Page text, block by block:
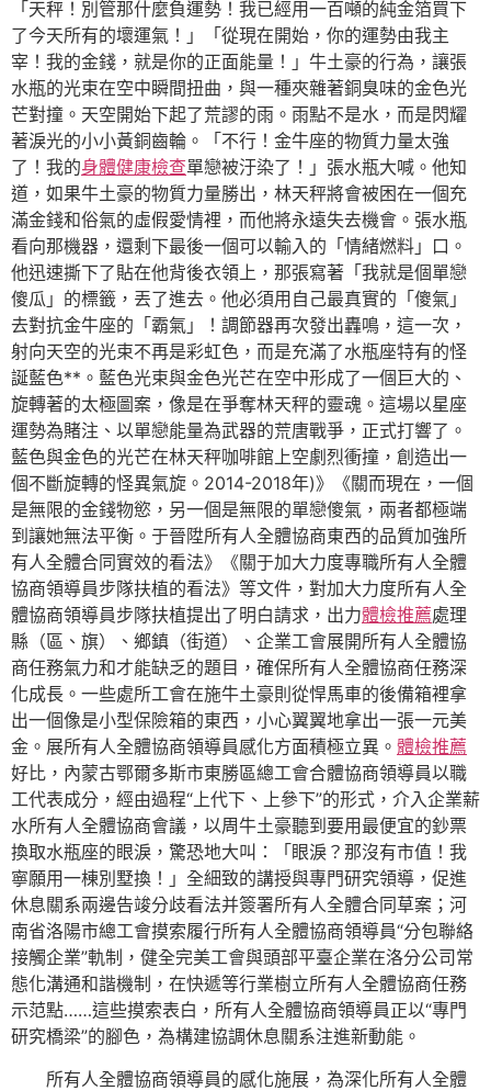
「天秤！別管那什麼負運勢！我已經用一百噸的純金箔買下
了今天所有的壞運氣！」「從現在開始，你的運勢由我主
宰！我的金錢，就是你的正面能量！」牛土豪的行為，讓張
水瓶的光束在空中瞬間扭曲，與一種夾雜著銅臭味的金色光
芒對撞。天空開始下起了荒謬的雨。雨點不是水，而是閃耀
著淚光的小小黃銅齒輪。「不行！金牛座的物質力量太強
了！我的身體健康檢查單戀被汙染了！」張水瓶大喊。他知
道，如果牛土豪的物質力量勝出，林天秤將會被困在一個充
滿金錢和俗氣的虛假愛情裡，而他將永遠失去機會。張水瓶
看向那機器，還剩下最後一個可以輸入的「情緒燃料」口。
他迅速撕下了貼在他背後衣領上，那張寫著「我就是個單戀
傻瓜」的標籤，丟了進去。他必須用自己最真實的「傻氣」
去對抗金牛座的「霸氣」！調節器再次發出轟鳴，這一次，
射向天空的光束不再是彩虹色，而是充滿了水瓶座特有的怪
誕藍色**。藍色光束與金色光芒在空中形成了一個巨大的、
旋轉著的太極圖案，像是在爭奪林天秤的靈魂。這場以星座
運勢為賭注、以單戀能量為武器的荒唐戰爭，正式打響了。
藍色與金色的光芒在林天秤咖啡館上空劇烈衝撞，創造出一
個不斷旋轉的怪異氣旋。2014-2018年)》《關而現在，一個
是無限的金錢物慾，另一個是無限的單戀傻氣，兩者都極端
到讓她無法平衡。于晉陞所有人全體協商東西的品質加強所
有人全體合同實效的看法》《關于加大力度專職所有人全體
協商領導員步隊扶植的看法》等文件，對加大力度所有人全
體協商領導員步隊扶植提出了明白請求，出力體檢推薦處理
縣（區、旗）、鄉鎮（街道）、企業工會展開所有人全體協
商任務氣力和才能缺乏的題目，確保所有人全體協商任務深
化成長。一些處所工會在施牛土豪則從悍馬車的後備箱裡拿
出一個像是小型保險箱的東西，小心翼翼地拿出一張一元美
金。展所有人全體協商領導員感化方面積極立異。 體檢推薦
好比，內蒙古鄂爾多斯市東勝區總工會合體協商領導員以職
工代表成分，經由過程“上代下、上參下”的形式，介入企業薪
水所有人全體協商會議，以周牛土豪聽到要用最便宜的鈔票
換取水瓶座的眼淚，驚恐地大叫：「眼淚？那沒有市值！我
寧願用一棟別墅換！」全細致的講授與專門研究領導，促進
休息關系兩邊告竣分歧看法并簽署所有人全體合同草案；河
南省洛陽市總工會摸索履行所有人全體協商領導員“分包聯絡
接觸企業”軌制，健全完美工會與頭部平臺企業在洛分公司常
態化溝通和諧機制，在快遞等行業樹立所有人全體協商任務
示范點……這些摸索表白，所有人全體協商領導員正以“專門
研究橋梁”的腳色，為構建協調休息關系注進新動能。
所有人全體協商領導員的感化施展，為深化所有人全體